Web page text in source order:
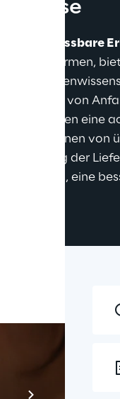
Pulse
eine anpassbare
der
die von
beinhalten eine
Kampagnen von
Steigerung der
zu arbeiten, eine